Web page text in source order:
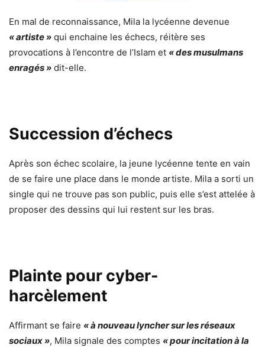
En mal de reconnaissance, Mila la lycéenne devenue
« artiste » qui enchaine les échecs, réitère ses
provocations à l’encontre de l’Islam et « des musulmans
enragés » dit-elle.
Succession d’échecs
Après son échec scolaire, la jeune lycéenne tente en vain
de se faire une place dans le monde artiste. Mila a sorti un
single qui ne trouve pas son public, puis elle s’est attelée à
proposer des dessins qui lui restent sur les bras.
Plainte pour cyber-
harcèlement
Affirmant se faire « à nouveau lyncher sur les réseaux
sociaux », Mila signale des comptes « pour incitation à la